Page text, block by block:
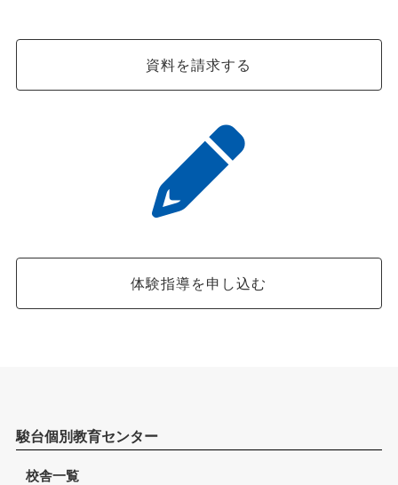
資料を請求する
体験指導を申し込む
駿台個別教育センター
校舎一覧